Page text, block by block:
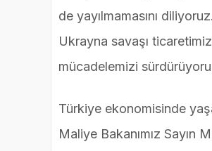
de yayılmamasını
Ukrayna savaşı
mücadelemizi
Türkiye ekonomisinde
Maliye Bakanımız Sayın